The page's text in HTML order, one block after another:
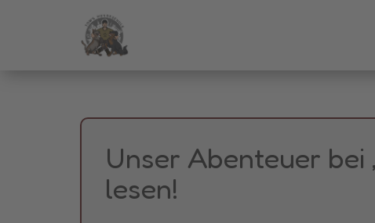
Unser Abenteuer bei
lesen!